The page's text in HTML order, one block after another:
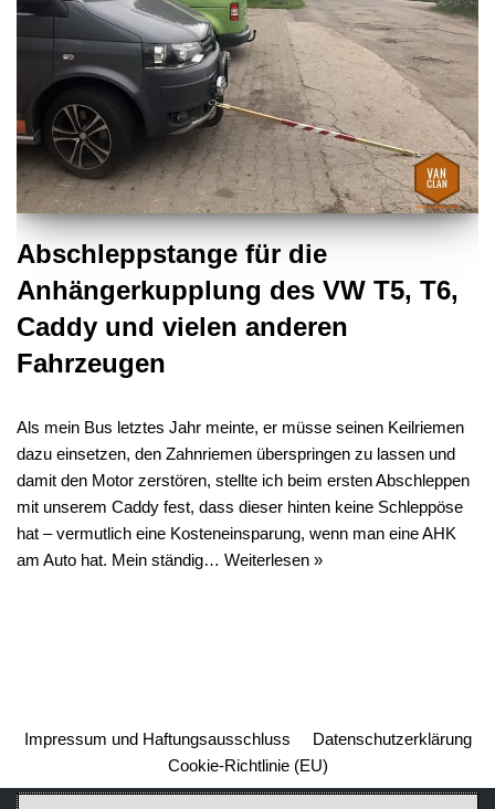
Abschleppstange für die
Anhängerkupplung des VW T5, T6,
Caddy und vielen anderen
Fahrzeugen
Als mein Bus letztes Jahr meinte, er müsse seinen Keilriemen
dazu einsetzen, den Zahnriemen überspringen zu lassen und
damit den Motor zerstören, stellte ich beim ersten Abschleppen
mit unserem Caddy fest, dass dieser hinten keine Schleppöse
hat – vermutlich eine Kosteneinsparung, wenn man eine AHK
am Auto hat. Mein ständig… Weiterlesen »
Impressum und Haftungsausschluss
Datenschutzerklärung
Cookie-Richtlinie (EU)